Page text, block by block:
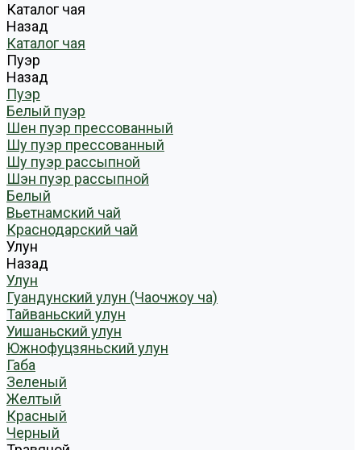
Каталог чая
Назад
Каталог чая
Пуэр
Назад
Пуэр
Белый пуэр
Шен пуэр прессованный
Шу пуэр прессованный
Шу пуэр рассыпной
Шэн пуэр рассыпной
Белый
Вьетнамский чай
Краснодарский чай
Улун
Назад
Улун
Гуандунский улун (Чаочжоу ча)
Тайваньский улун
Уишаньский улун
Южнофуцзяньский улун
Габа
Зеленый
Желтый
Красный
Черный